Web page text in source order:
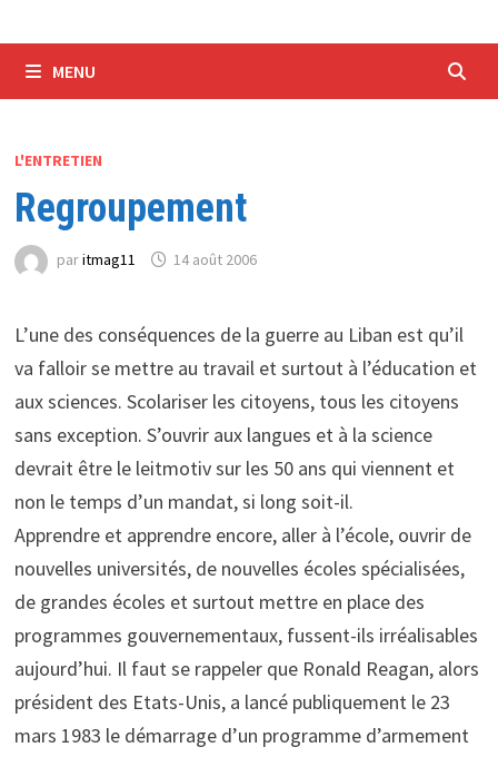
MENU
L'ENTRETIEN
Regroupement
paritmag11 14 août 2006
L’une des conséquences de la guerre au Liban est qu’il
va falloir se mettre au travail et surtout à l’éducation et
aux sciences. Scolariser les citoyens, tous les citoyens
sans exception. S’ouvrir aux langues et à la science
devrait être le leitmotiv sur les 50 ans qui viennent et
non le temps d’un mandat, si long soit-il.
Apprendre et apprendre encore, aller à l’école, ouvrir de
nouvelles universités, de nouvelles écoles spécialisées,
de grandes écoles et surtout mettre en place des
programmes gouvernementaux, fussent-ils irréalisables
aujourd’hui. Il faut se rappeler que Ronald Reagan, alors
président des Etats-Unis, a lancé publiquement le 23
mars 1983 le démarrage d’un programme d’armement